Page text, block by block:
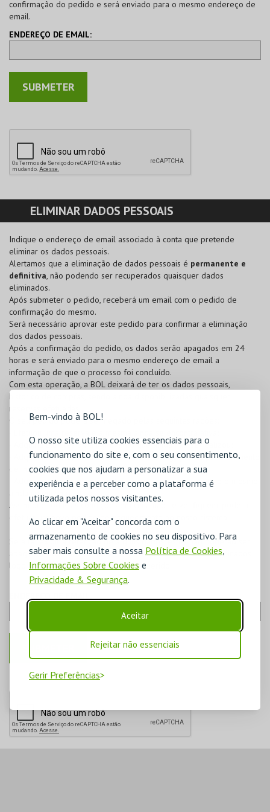
Bem-vindo à BOL!
O nosso site utiliza cookies essenciais para o
funcionamento do site e, com o seu consentimento,
cookies que nos ajudam a personalizar a sua
experiência e a perceber como a plataforma é
utilizada pelos nossos visitantes.
Ao clicar em "Aceitar" concorda com o
armazenamento de cookies no seu dispositivo. Para
saber mais consulte a nossa Política de Cookies,
Informações Sobre Cookies e
Privacidade & Segurança.
Aceitar
Rejeitar não essenciais
Gerir Preferências
confirmação do pedido e será enviado para o mesmo endereço de
email.
ENDEREÇO DE EMAIL:
ELIMINAR DADOS PESSOAIS
Indique o endereço de email associado à conta que pretende
eliminar os dados pessoais.
Alertamos que a eliminação de dados pessoais é permanente e
definitiva, não podendo ser recuperados quaisquer dados
eliminados.
Após submeter o pedido, receberá um email com o pedido de
confirmação do mesmo.
Será necessário aprovar este pedido para confirmar a eliminação
dos dados pessoais.
Após a confirmação do pedido, os dados serão apagados em 24
horas e será enviado para o mesmo endereço de email a
informação de que o processo foi concluído.
Com esta operação, a BOL deixará de ter os dados pessoais,
histórico de compras, sendo ainda disponibilizadas quaisquer
reservas efetuadas.
O seu pedido poderá ser negado pelas seguintes razões:
- Adquiriu bilhetes para um evento que ainda não se realizou;
- Adquiriu bilhetes para um evento com obrigação de preenchimento
de inquérito e o mesmo ainda não se realizou;
- Adquiriu um cartão, onde esteja associado como cliente e o mesmo
ainda se encontra ativo.
Assim que todas as condições em cima não se verifiquem, poderá
efetuar um novo pedido de esquecimento no nosso sistema.
Se a lei exigir a retenção de alguns dados, estes não poderão ser
apagados do sistema. Para estes casos, os dados serão eliminados
logo após o período de retenção requerido.